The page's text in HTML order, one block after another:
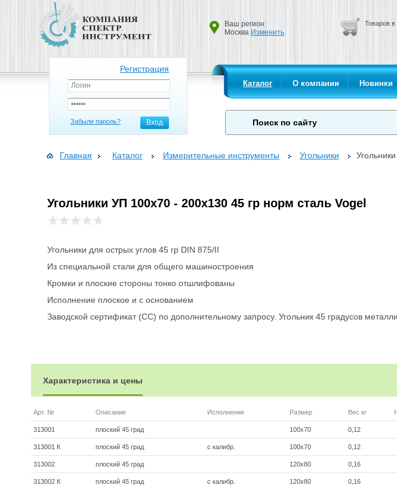
Ваш регион:
Москва Изменить
Товаров в
Регистрация
Забыли пароль? Вход
Каталог О компании Новинки
Главная Каталог Измерительные инструменты Угольники
Угольники УП 100х70 - 200х130 45 гр норм сталь Vogel
Угольники для острых углов 45 гр DIN 875/II
Из специальной стали для общего машиностроения
Кромки и плоские стороны тонко отшлифованы
Исполнение плоское и с основанием
Заводской сертификат (СС) по дополнительному запросу. Угольник 45 градусов
Характеристика и цены
Арт. № Описание Исполнение Размер Вес кг
313001 плоский 45 град 100х70 0,12
313001 К плоский 45 град с калибр. 100х70 0,12
313002 плоский 45 град 120x80 0,16
313002 К плоский 45 град с калибр. 120x80 0,16